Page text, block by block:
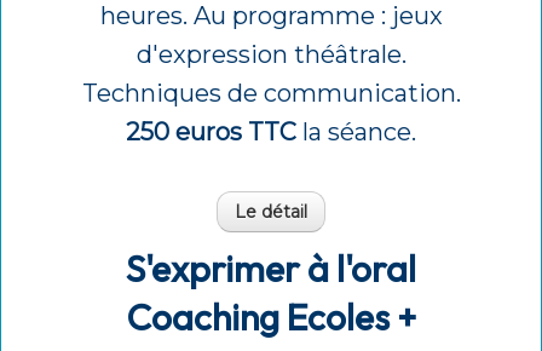
heures. Au programme : jeux
d'expression théâtrale.
Techniques de communication.
250 euros TTC la séance.
Le détail
S'exprimer à l'oral
Coaching Ecoles +